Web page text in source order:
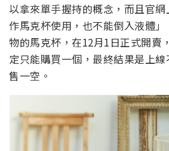
以拿來單手握持的概念，而且官
作馬克杯使用，也不能倒入液體
物的馬克杯，在12月1日正式開賣
定只能購買一個，最終結果是上
售一空。